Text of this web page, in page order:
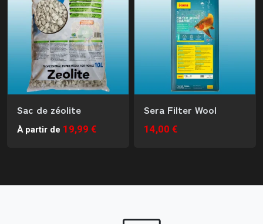
Sac de zéolite
À partir de 19,99 €
Sera Filter Wool
14,00 €